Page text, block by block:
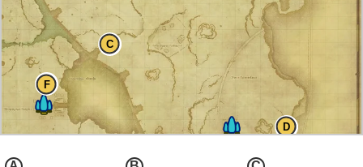
C
D
F